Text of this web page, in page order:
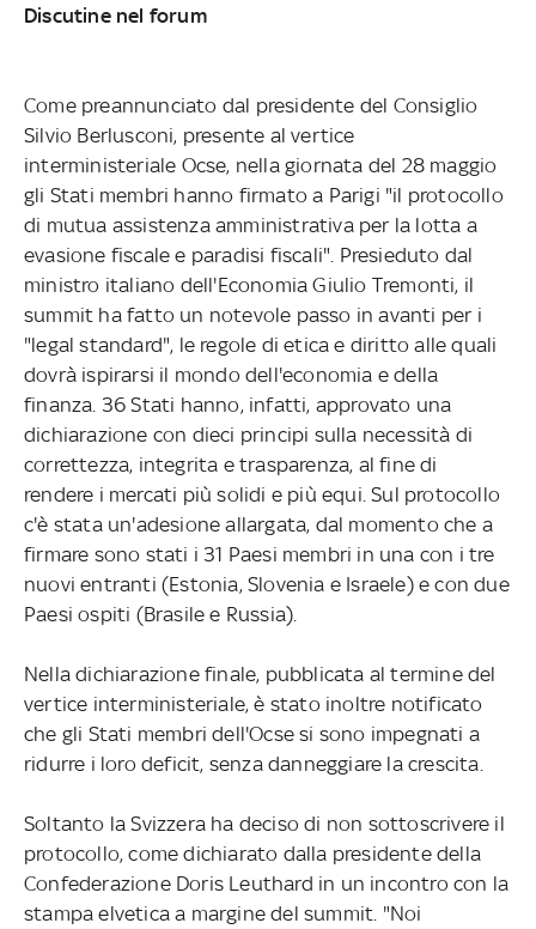
Discutine nel forum
Come preannunciato dal presidente del Consiglio
Silvio Berlusconi, presente al vertice
interministeriale Ocse, nella giornata del 28 maggio
gli Stati membri hanno firmato a Parigi "il protocollo
di mutua assistenza amministrativa per la lotta a
evasione fiscale e paradisi fiscali". Presieduto dal
ministro italiano dell'Economia Giulio Tremonti, il
summit ha fatto un notevole passo in avanti per i
"legal standard", le regole di etica e diritto alle quali
dovrà ispirarsi il mondo dell'economia e della
finanza. 36 Stati hanno, infatti, approvato una
dichiarazione con dieci principi sulla necessità di
correttezza, integrita e trasparenza, al fine di
rendere i mercati più solidi e più equi. Sul protocollo
c'è stata un'adesione allargata, dal momento che a
firmare sono stati i 31 Paesi membri in una con i tre
nuovi entranti (Estonia, Slovenia e Israele) e con due
Paesi ospiti (Brasile e Russia).
Nella dichiarazione finale, pubblicata al termine del
vertice interministeriale, è stato inoltre notificato
che gli Stati membri dell'Ocse si sono impegnati a
ridurre i loro deficit, senza danneggiare la crescita.
Soltanto la Svizzera ha deciso di non sottoscrivere il
protocollo, come dichiarato dalla presidente della
Confederazione Doris Leuthard in un incontro con la
stampa elvetica a margine del summit. "Noi